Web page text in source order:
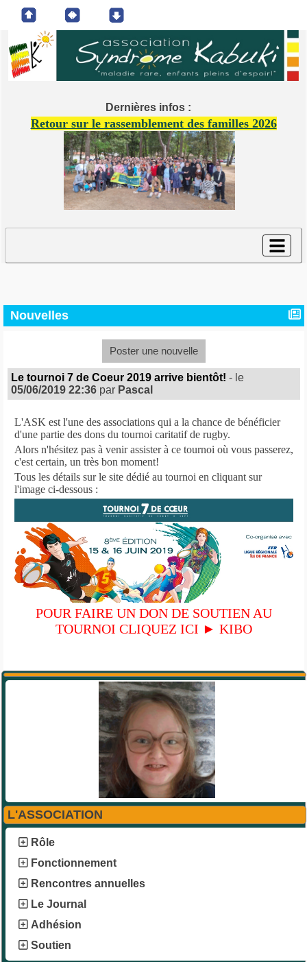
Dernières infos :
Retour sur le rassemblement des familles 2026
L'ASSOCIATION
Rôle
Fonctionnement
Rencontres annuelles
Le Journal
Adhésion
Soutien
Nouvelles
Poster une nouvelle
Le tournoi 7 de Coeur 2019 arrive bientôt! - le
05/06/2019 22:36par Pascal
L'ASK est l'une des associations qui a la chance de bénéficier
d'une partie des dons du tournoi caritatif de rugby.
Alors n'hésitez pas à venir assister à ce tournoi où vous passerez,
c'est certain, un très bon moment!
Tous les détails sur le site dédié au tournoi en cliquant sur
l'image ci-dessous :
POUR FAIRE UN DON DE SOUTIEN AU
TOURNOI CLIQUEZ ICI ► KIBO